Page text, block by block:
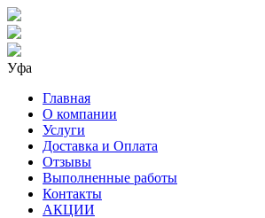
Уфа
Главная
О компании
Услуги
Доставка и Оплата
Отзывы
Выполненные работы
Контакты
АКЦИИ